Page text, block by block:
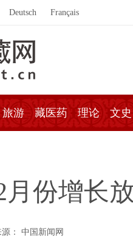
Deutsch Français
旅游 藏医药 理论 文史
份增长
源： 中国新闻网